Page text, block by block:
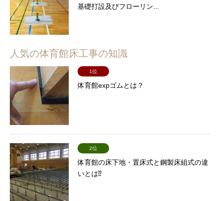
基礎打設及びフローリン...
人気の体育館床工事の知識
1位
体育館expゴムとは？
2位
体育館の床下地・置床式と鋼製床組式の違
いとは⁉